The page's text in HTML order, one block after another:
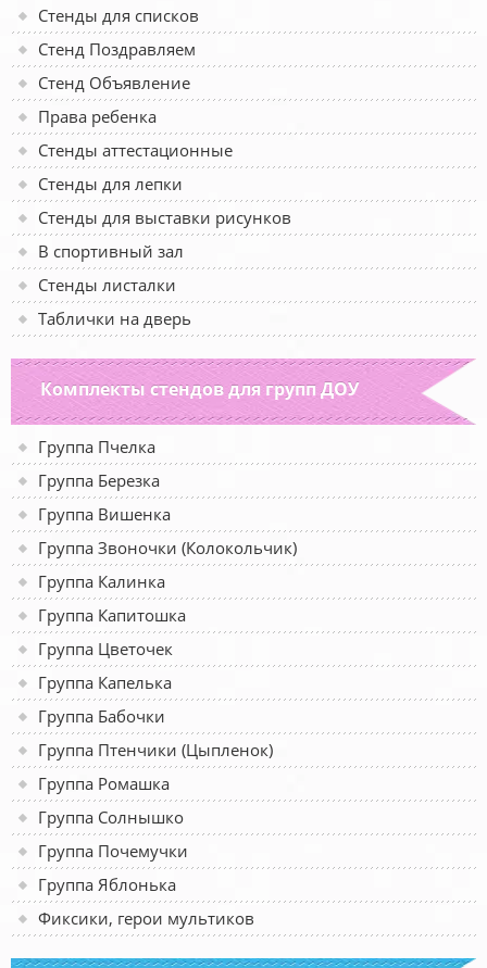
Стенды для списков
Стенд Поздравляем
Стенд Объявление
Права ребенка
Стенды аттестационные
Стенды для лепки
Стенды для выставки рисунков
В спортивный зал
Стенды листалки
Таблички на дверь
Комплекты стендов для групп ДОУ
Группа Пчелка
Группа Березка
Группа Вишенка
Группа Звоночки (Колокольчик)
Группа Калинка
Группа Капитошка
Группа Цветочек
Группа Капелька
Группа Бабочки
Группа Птенчики (Цыпленок)
Группа Ромашка
Группа Солнышко
Группа Почемучки
Группа Яблонька
Фиксики, герои мультиков